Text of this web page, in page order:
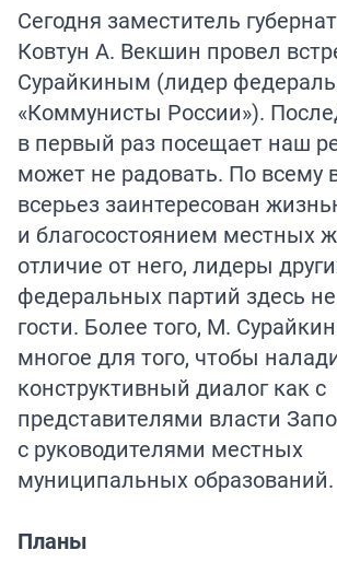
Сегодня заместитель
Ковтун А. Векшин провел
Сурайкиным (лидер
«Коммунисты России»).
в первый раз посещает наш
может не радовать. По всему
всерьез заинтересован
и благосостоянием местных
отличие от него, лидеры
федеральных партий здесь
гости. Более того, М.
многое для того, чтобы
конструктивный диалог как с
представителями власти
с руководителями местных
муниципальных образований.
Планы